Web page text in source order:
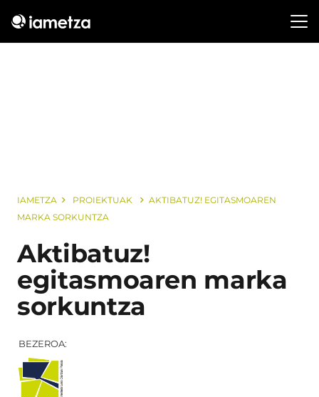
IAMETZA PROIEKTUAK
AKTIBATUZ! EGITASMOAREN
MARKA SORKUNTZA
Aktibatuz!
egitasmoaren marka
sorkuntza
BEZEROA: